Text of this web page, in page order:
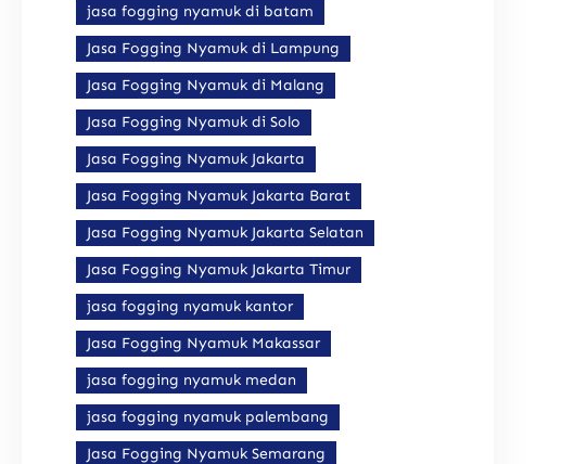
jasa fogging nyamuk di batam
Jasa Fogging Nyamuk di Lampung
Jasa Fogging Nyamuk di Malang
Jasa Fogging Nyamuk di Solo
Jasa Fogging Nyamuk Jakarta
Jasa Fogging Nyamuk Jakarta Barat
Jasa Fogging Nyamuk Jakarta Selatan
Jasa Fogging Nyamuk Jakarta Timur
jasa fogging nyamuk kantor
Jasa Fogging Nyamuk Makassar
jasa fogging nyamuk medan
jasa fogging nyamuk palembang
Jasa Fogging Nyamuk Semarang